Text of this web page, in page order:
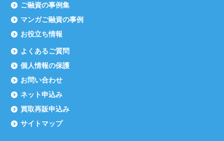
ご融資の事例集
マンガご融資の事例
お役立ち情報
よくあるご質問
個人情報の保護
お問い合わせ
ネット申込み
買取再販申込み
サイトマップ